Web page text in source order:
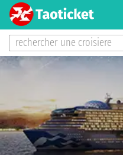
rechercher une croisiere